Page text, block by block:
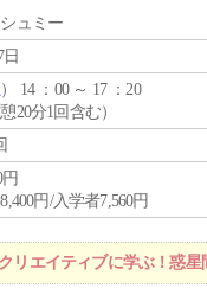
ュミー
） 14 ：00 ～ 17 ：20
憩20分1回含む）
円
円/入学者7,560円
リエイティブに学ぶ！惑